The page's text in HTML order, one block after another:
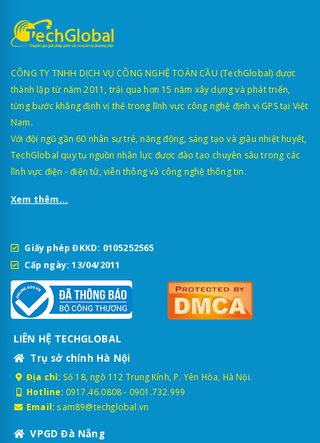
CÔNG TY TNHH DỊCH VỤ CÔNG NGHỆ TOÀN CẦU (TechGlobal) được
thành lập từ năm 2011, trải qua hơn 15 năm xây dựng và phát triển,
từng bước khẳng định vị thế trong lĩnh vực công nghệ định vị GPS tại Việt
Nam.
Với đội ngũ gần 60 nhân sự trẻ, năng động, sáng tạo và giàu nhiệt huyết,
TechGlobal quy tụ nguồn nhân lực được đào tạo chuyên sâu trong các
lĩnh vực điện - điện tử, viễn thông và công nghệ thông tin.
Xem thêm...
Giấy phép ĐKKD: 0105252565
Cấp ngày: 13/04/2011
LIÊN HỆ TECHGLOBAL
Trụ sở chính Hà Nội
Địa chỉ: Số 18, ngõ 112 Trung Kính, P. Yên Hòa, Hà Nội.
Hotline: 0917.46.0808- 0901.732.999
Email: sam89@techglobal.vn
VPGD Đà Nẵng